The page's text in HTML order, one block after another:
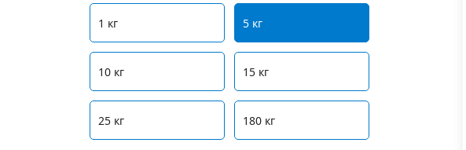
1 кг 5 кг
10 кг 15 кг
25 кг 180 кг